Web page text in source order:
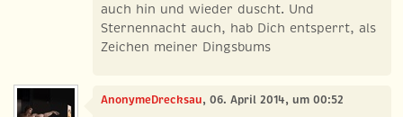
auch hin und wieder duscht. Und
Sternennacht auch, hab Dich entsperrt, als
Zeichen meiner Dingsbums
AnonymeDrecksau, 06. April 2014, um 00:52